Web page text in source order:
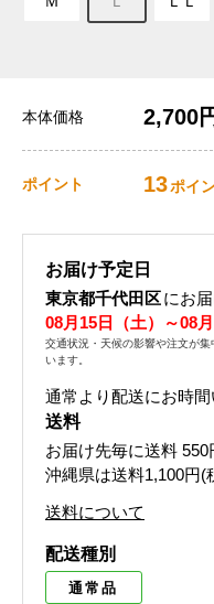
本体価格 2,700
ポイント 13ポイ
お届け予定日
東京都千代田区にお
08月15日（土）～08月
交通状況・天候の影響や注文が
います。
通常より配送にお時間
送料
お届け先毎に送料 550
沖縄県は送料1,100円(
送料について
配送種別
通常品